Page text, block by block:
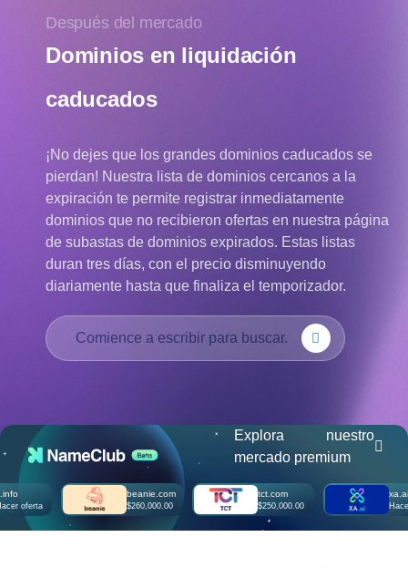
文
Deutsch
Français
Русский
हिन्दी
Italiano
日
本
한
국
어
Euro EUR (€)
人民币 CNY (¥)
Canadian Dollar CAD
(R$)
Indian Rupee INR (Rs.)
Indonesian Rupiah
Australian Dollar AUD
(AU$)
Copyright
Después del mercado
Dominios en liquidación
caducados
¡No dejes que los grandes dominios caducados se
pierdan! Nuestra lista de dominios cercanos a la
expiración te permite registrar inmediatamente
dominios que no recibieron ofertas en nuestra página
de subastas de dominios expirados. Estas listas
duran tres días, con el precio disminuyendo
diariamente hasta que finaliza el temporizador.
Explora nuestro
mercado premium
beanie.com
$260,000.00
tct.com
$250,000.00
xa.ai
Hacer oferta